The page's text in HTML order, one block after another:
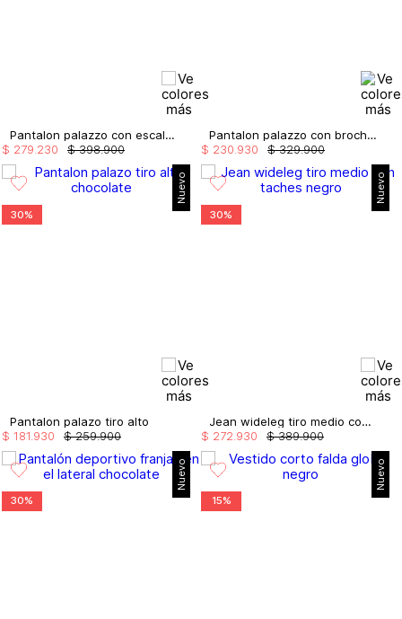
Pantalon palazzo con escalerilla
$ 398.900
$ 279 230
Pantalon palazzo con broches
$ 329.900
$ 230 930
Nuevo
30%
Pantalon palazo tiro alto
$ 259.900
$ 181 930
Nuevo
30%
Jean wideleg tiro medio con taches
$ 389.900
$ 272 930
Nuevo
30%
Nuevo
15%